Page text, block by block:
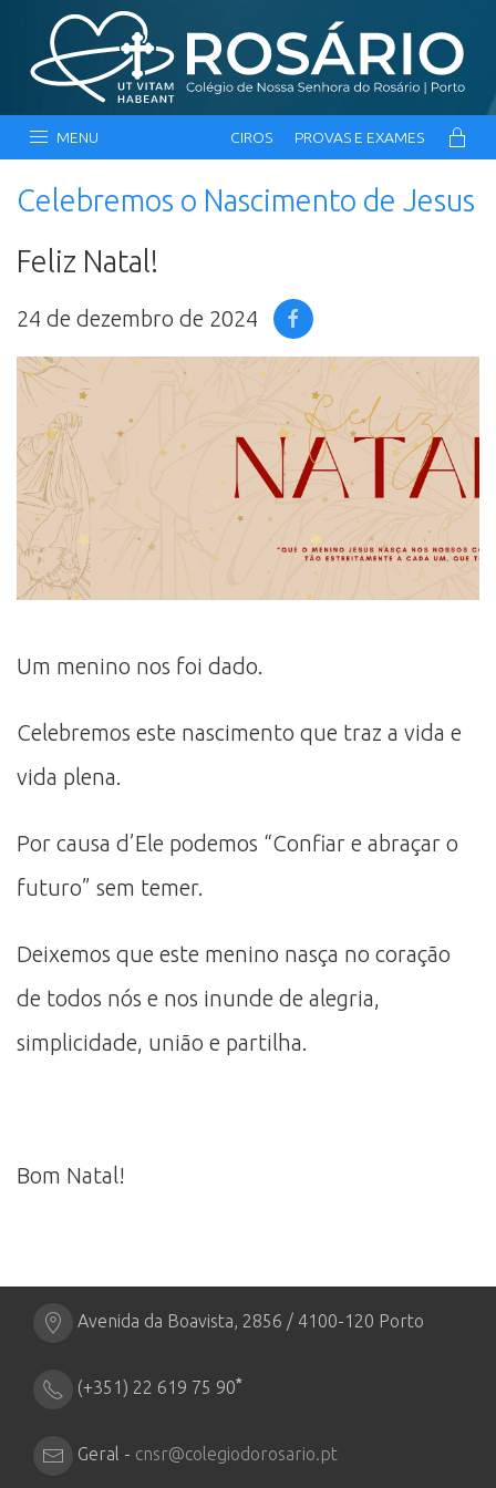
MENU CIROS PROVAS E EXAMES
Celebremos o Nascimento de Jesus
Feliz Natal!
24 de dezembro de 2024
Um menino nos foi dado.
Celebremos este nascimento que traz a vida e
vida plena.
Por causa d’Ele podemos “Confiar e abraçar o
futuro” sem temer.
Deixemos que este menino nasça no coração
de todos nós e nos inunde de alegria,
simplicidade, união e partilha.
Bom Natal!
Avenida da Boavista, 2856 / 4100-120 Porto
(+351) 22 619 75 90*
Geral - cnsr@colegiodorosario.pt